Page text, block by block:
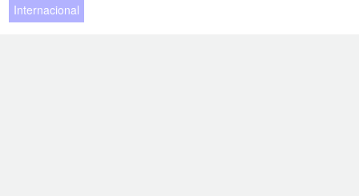
Internacional